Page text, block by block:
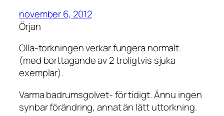
november 6, 2012
Örjan
Olla-torkningen verkar fungera normalt.
(med borttagande av 2 troligtvis sjuka
exemplar).
Varma badrumsgolvet- för tidigt. Ännu ingen
synbar förändring, annat än lätt uttorkning.